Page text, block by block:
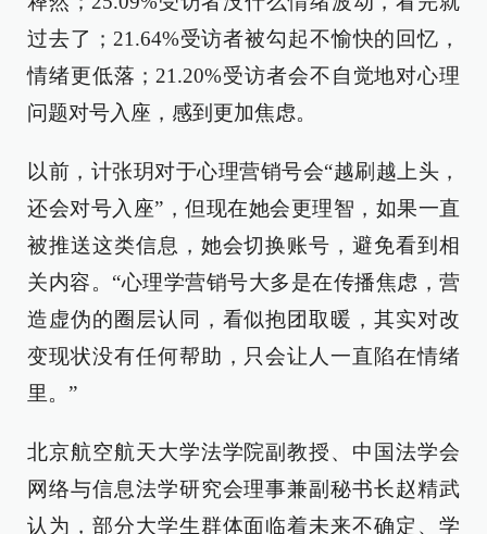
过去了；21.64%受访者被勾起不愉快的回忆，
情绪更低落；21.20%受访者会不自觉地对心理
问题对号入座，感到更加焦虑。
以前，计张玥对于心理营销号会“越刷越上头，
还会对号入座”，但现在她会更理智，如果一直
被推送这类信息，她会切换账号，避免看到相
关内容。“心理学营销号大多是在传播焦虑，营
造虚伪的圈层认同，看似抱团取暖，其实对改
变现状没有任何帮助，只会让人一直陷在情绪
里。”
北京航空航天大学法学院副教授、中国法学会
网络与信息法学研究会理事兼副秘书长赵精武
认为，部分大学生群体面临着未来不确定、学